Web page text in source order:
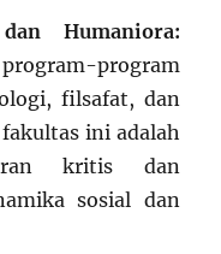
Humaniora:
program
filsafat, dan
ini adalah
kritis dan
sosial dan